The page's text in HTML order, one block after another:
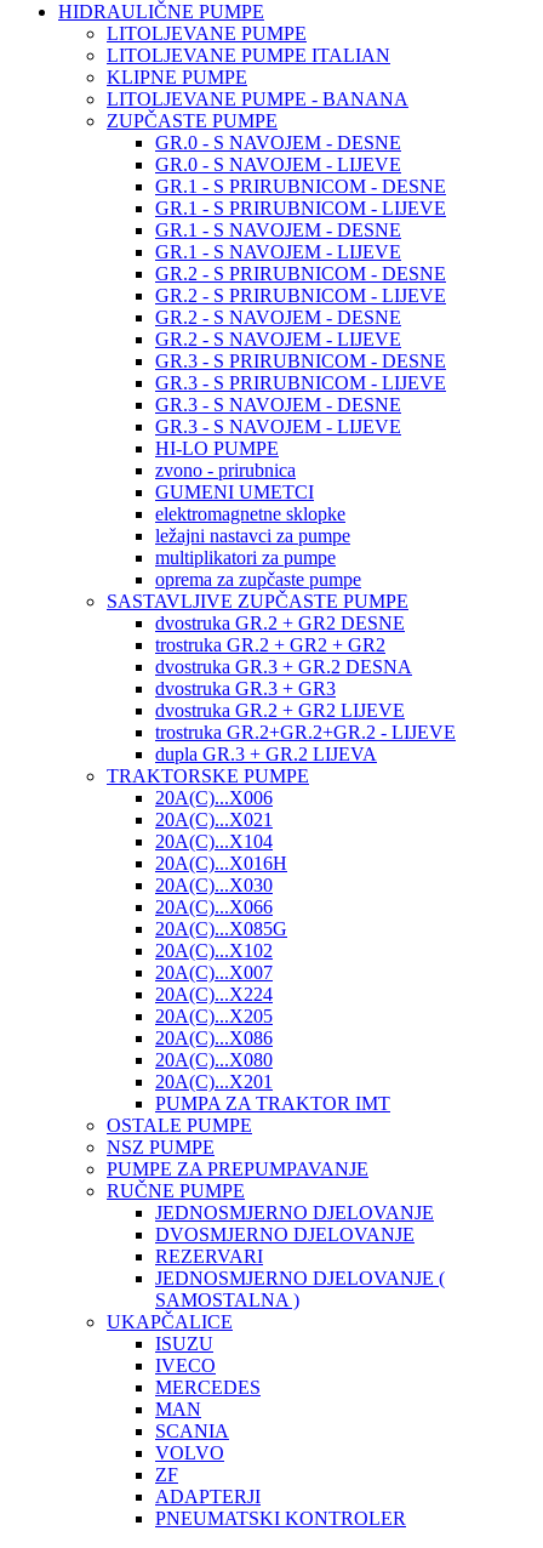
HIDRAULIČNE PUMPE
LITOLJEVANE PUMPE
LITOLJEVANE PUMPE ITALIAN
KLIPNE PUMPE
LITOLJEVANE PUMPE - BANANA
ZUPČASTE PUMPE
GR.0 - S NAVOJEM - DESNE
GR.0 - S NAVOJEM - LIJEVE
GR.1 - S PRIRUBNICOM - DESNE
GR.1 - S PRIRUBNICOM - LIJEVE
GR.1 - S NAVOJEM - DESNE
GR.1 - S NAVOJEM - LIJEVE
GR.2 - S PRIRUBNICOM - DESNE
GR.2 - S PRIRUBNICOM - LIJEVE
GR.2 - S NAVOJEM - DESNE
GR.2 - S NAVOJEM - LIJEVE
GR.3 - S PRIRUBNICOM - DESNE
GR.3 - S PRIRUBNICOM - LIJEVE
GR.3 - S NAVOJEM - DESNE
GR.3 - S NAVOJEM - LIJEVE
HI-LO PUMPE
zvono - prirubnica
GUMENI UMETCI
elektromagnetne sklopke
ležajni nastavci za pumpe
multiplikatori za pumpe
oprema za zupčaste pumpe
SASTAVLJIVE ZUPČASTE PUMPE
dvostruka GR.2 + GR2 DESNE
trostruka GR.2 + GR2 + GR2
dvostruka GR.3 + GR.2 DESNA
dvostruka GR.3 + GR3
dvostruka GR.2 + GR2 LIJEVE
trostruka GR.2+GR.2+GR.2 - LIJEVE
dupla GR.3 + GR.2 LIJEVA
TRAKTORSKE PUMPE
20A(C)...X006
20A(C)...X021
20A(C)...X104
20A(C)...X016H
20A(C)...X030
20A(C)...X066
20A(C)...X085G
20A(C)...X102
20A(C)...X007
20A(C)...X224
20A(C)...X205
20A(C)...X086
20A(C)...X080
20A(C)...X201
PUMPA ZA TRAKTOR IMT
OSTALE PUMPE
NSZ PUMPE
PUMPE ZA PREPUMPAVANJE
RUČNE PUMPE
JEDNOSMJERNO DJELOVANJE
DVOSMJERNO DJELOVANJE
REZERVARI
JEDNOSMJERNO DJELOVANJE (
SAMOSTALNA )
UKAPČALICE
ISUZU
IVECO
MERCEDES
MAN
SCANIA
VOLVO
ZF
ADAPTERJI
PNEUMATSKI KONTROLER